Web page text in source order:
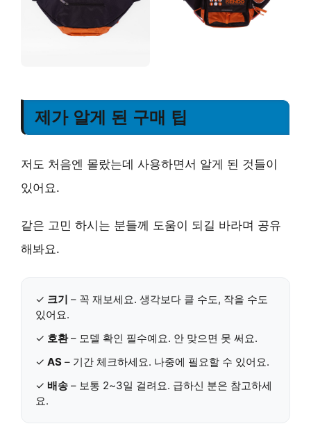
제가 알게 된 구매 팁
저도 처음엔 몰랐는데 사용하면서 알게 된 것들이
있어요.
같은 고민 하시는 분들께 도움이 되길 바라며 공유
해봐요.
✓ 크기 – 꼭 재보세요. 생각보다 클 수도, 작을 수도
있어요.
✓ 호환– 모델 확인 필수예요. 안 맞으면 못 써요.
✓ AS – 기간 체크하세요. 나중에 필요할 수 있어요.
✓ 배송 – 보통 2~3일 걸려요. 급하신 분은 참고하세
요.